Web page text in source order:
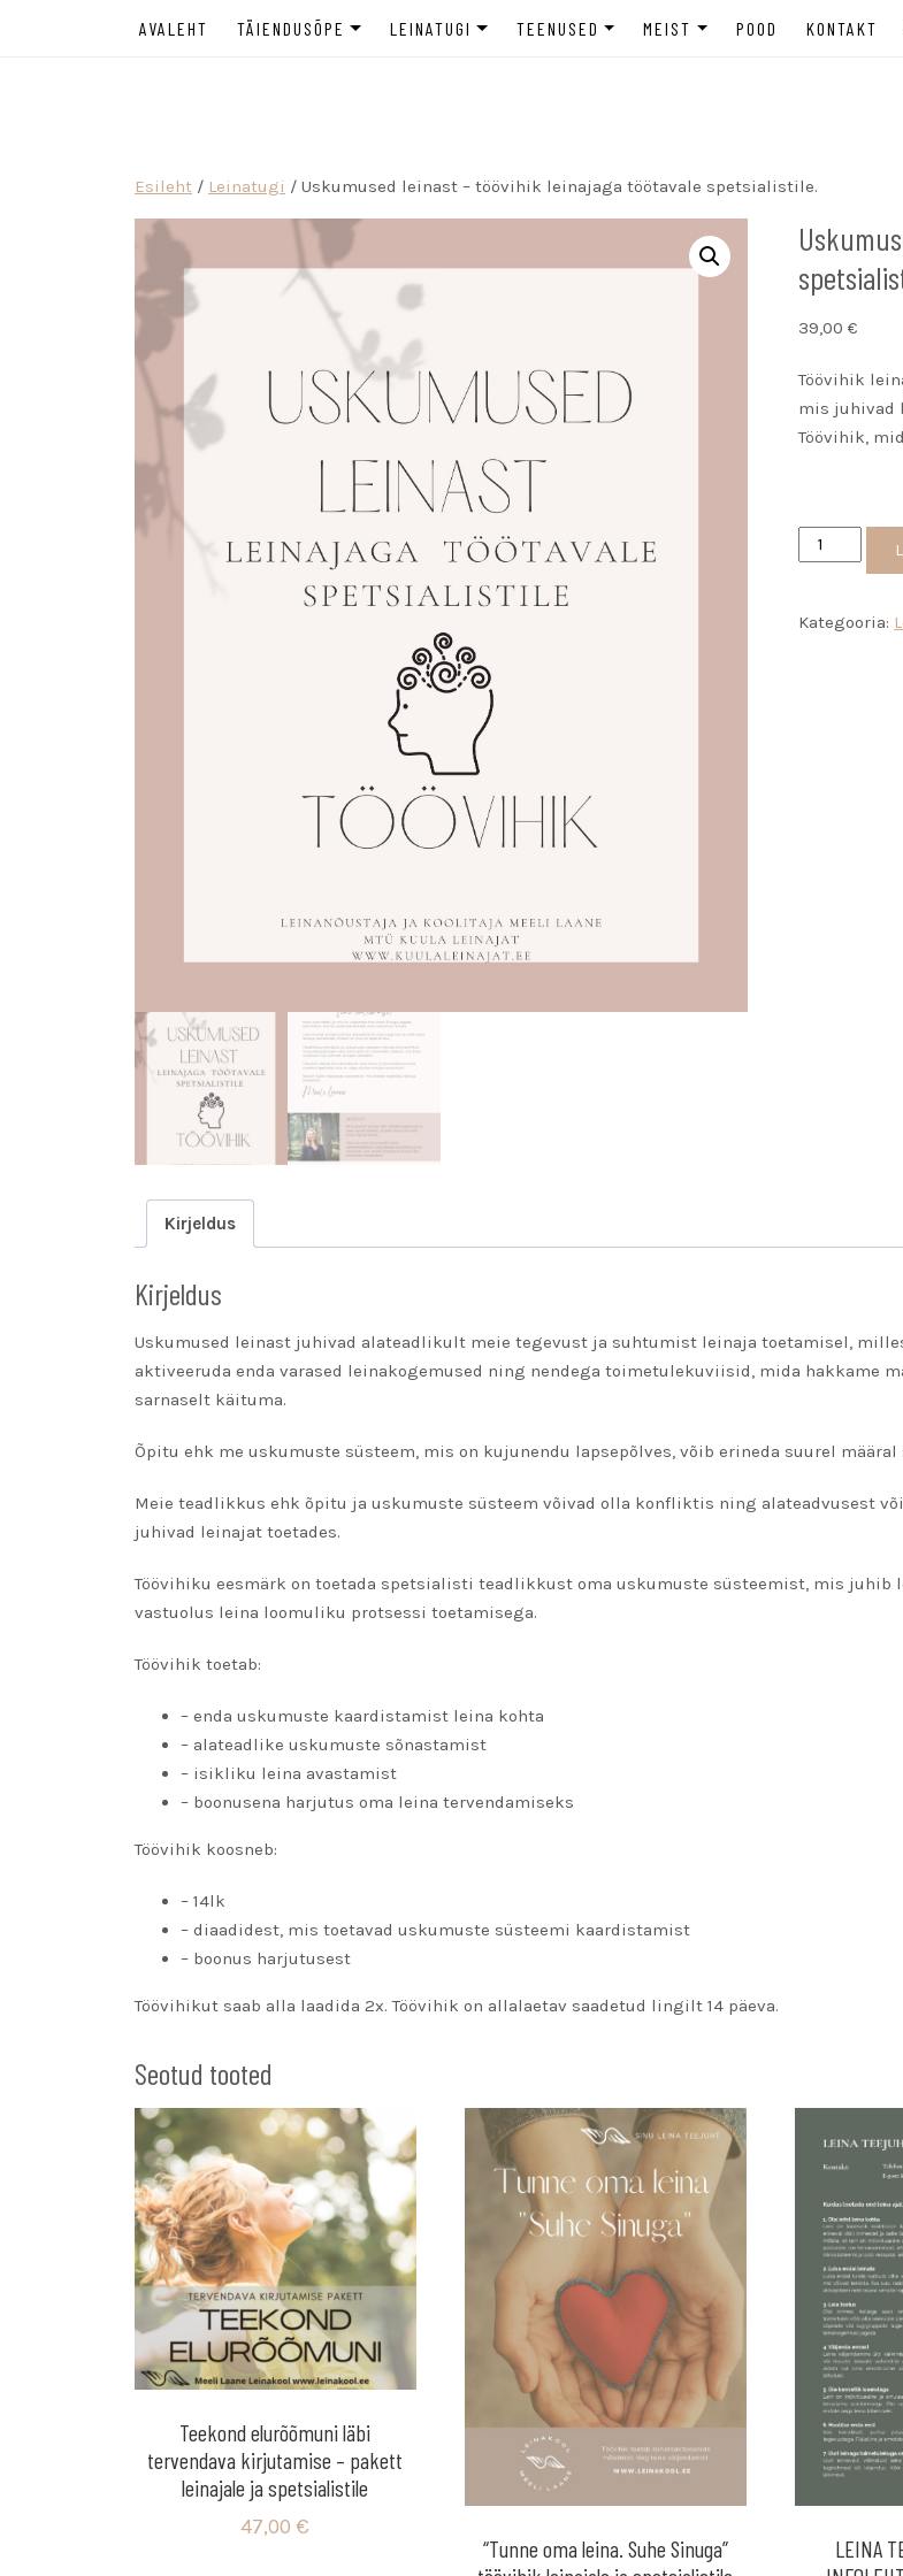
AVALEHT TÄIENDUSÕPE LEINATUGI
NOORTELE JA LASTEVANEMATELE
BLOGI
TEENUSED
TELLIMUSKOOLITUSED
MEIST
PRIVAATSUSPOLIITIKA
ÕPPEKORRALDUS
POOD KONTAKT
LEINAKOOL
Esileht / Leinatugi / Uskumused leinast – töövihik leinajaga töötavale spetsialistile.
39,00€
Töövihik
mis juhivad
Töövihik,
Kategooria:
Kirjeldus
Kirjeldus
Uskumused leinast juhivad alateadlikult meie tegevust ja suhtumist leinaja toetamisel,
aktiveeruda enda varased leinakogemused ning nendega toimetulekuviisid, mida hakkame
sarnaselt käituma.
Õpitu ehk me uskumuste süsteem, mis on kujunendu lapsepõlves, võib erineda suurel
Meie teadlikkus ehk õpitu ja uskumuste süsteem võivad olla konfliktis ning alateadvusest
juhivad leinajat toetades.
Töövihiku eesmärk on toetada spetsialisti teadlikkust oma uskumuste süsteemist, mis
vastuolus leina loomuliku protsessi toetamisega.
Töövihik toetab:
– enda uskumuste kaardistamist leina kohta
– alateadlike uskumuste sõnastamist
– isikliku leina avastamist
– boonusena harjutus oma leina tervendamiseks
Töövihik koosneb:
– 14lk
– diaadidest, mis toetavad uskumuste süsteemi kaardistamist
– boonus harjutusest
Töövihikut saab alla laadida 2x. Töövihik on allalaetav saadetud lingilt 14 päeva.
Seotud tooted
Teekond elurõõmuni läbi
tervendava kirjutamise – pakett
leinajale ja spetsialistile
47,00 €
“Tunne oma leina. Suhe Sinuga”
LEINA